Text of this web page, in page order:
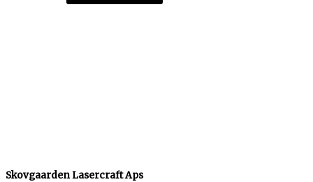
Skovgaarden Lasercraft Aps